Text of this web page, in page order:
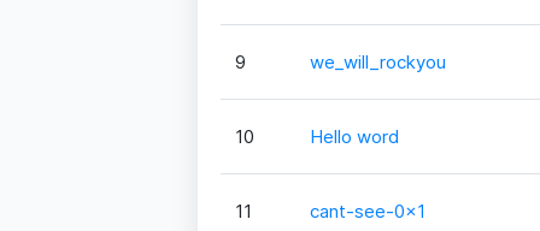
9 we_will_rockyou
10 Hello word
11 cant-see-0x1